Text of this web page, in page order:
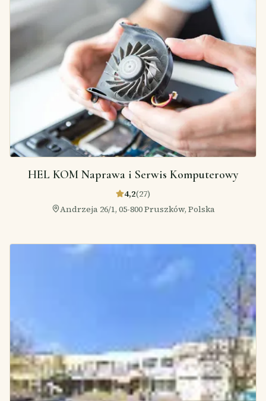
HEL KOM Naprawa i Serwis Komputerowy
4,2(27)
Andrzeja 26/1, 05-800 Pruszków, Polska